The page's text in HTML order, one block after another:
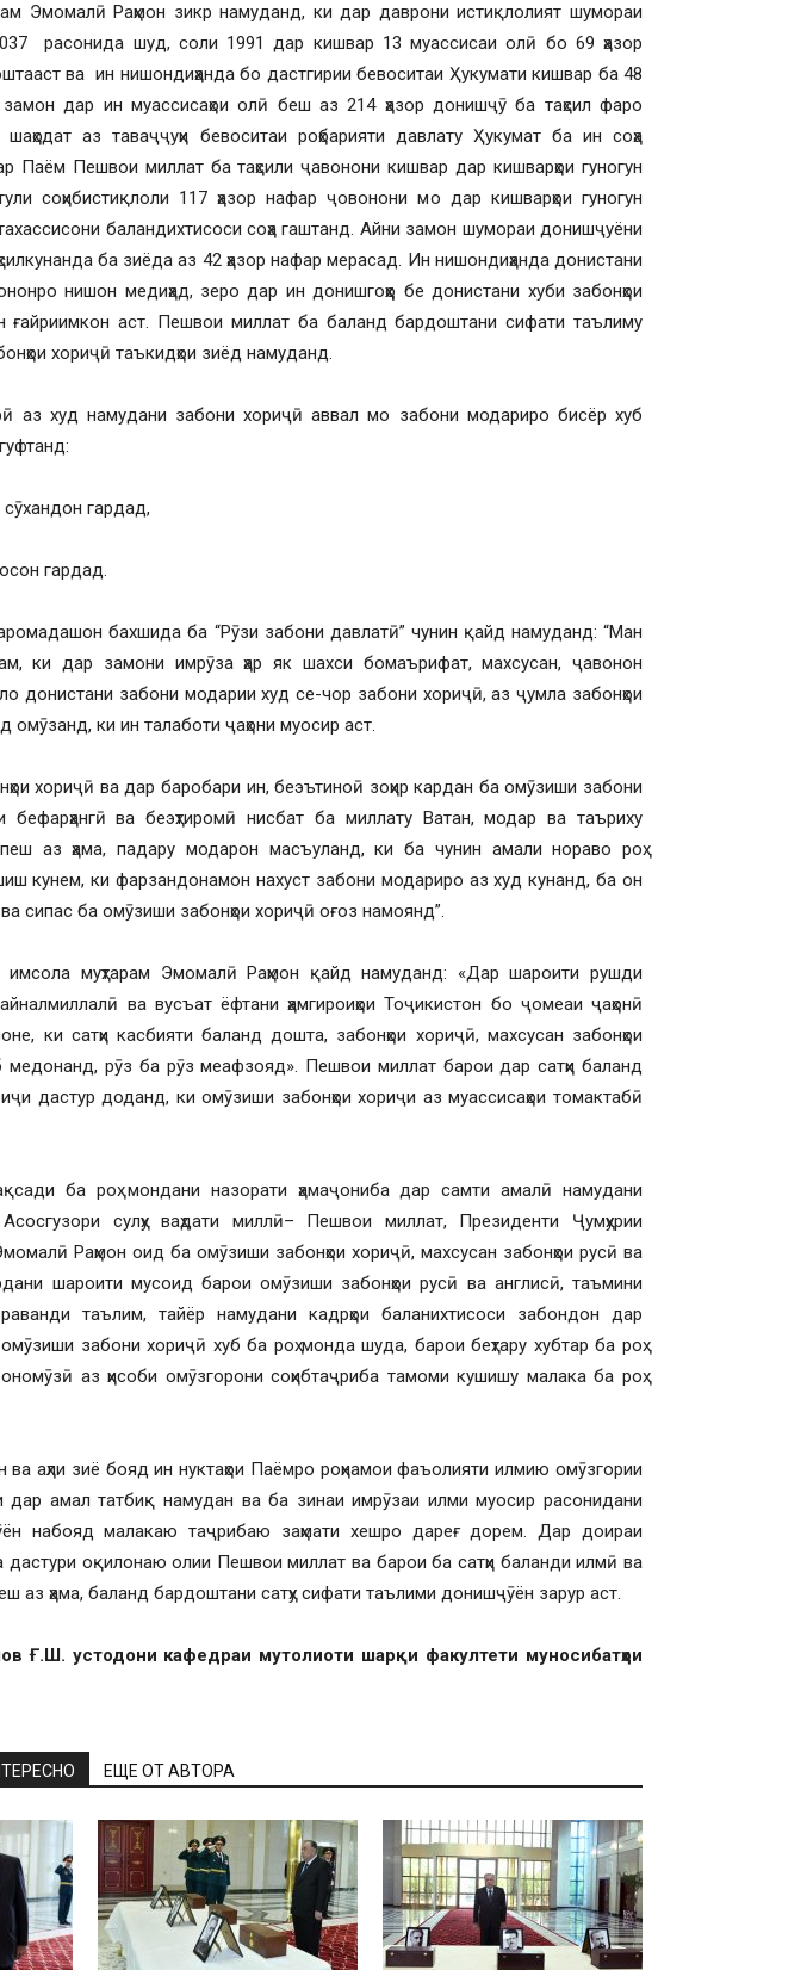
Эмомалӣ Раҳмон зикр намуданд, ки дар даврони истиқлолият шумораи
расонида шуд, соли 1991 дар кишвар 13 муассисаи олӣ бо 69 ҳазор
ва ин нишондиҳанда бо дастгирии бевоситаи Ҳукумати кишвар ба 48
дар ин муассисаҳои олӣ беш аз 214 ҳазор донишҷӯ ба таҳсил фаро
аз таваҷҷуҳи бевоситаи роҳбарияти давлату Ҳукумат ба ин соҳа
Паём Пешвои миллат ба таҳсили ҷавонони кишвар дар кишварҳои гуногун
соҳибистиқлоли 117 ҳазор нафар ҷовонони мо дар кишварҳои гуногун
баландихтисоси соҳа гаштанд. Айни замон шумораи донишҷуёни
ба зиёда аз 42 ҳазор нафар мерасад. Ин нишондиҳанда донистани
нишон медиҳад, зеро дар ин донишгоҳҳо бе донистани хуби забонҳои
ғайриимкон аст. Пешвои миллат ба баланд бардоштани сифати таълиму
хориҷӣ таъкидҳои зиёд намуданд.
аз худ намудани забони хориҷӣ аввал мо забони модариро бисёр хуб
гардад,
гардад.
бахшида ба “Рӯзи забони давлатӣ” чунин қайд намуданд: “Ман
ки дар замони имрӯза ҳар як шахси бомаърифат, махсусан, ҷавонон
донистани забони модарии худ се-чор забони хориҷӣ, аз ҷумла забонҳои
омӯзанд, ки ин талаботи ҷаҳони муосир аст.
хориҷӣ ва дар баробари ин, беэътиноӣ зоҳир кардан ба омӯзиши забони
ва беэҳтиромӣ нисбат ба миллату Ватан, модар ва таъриху
аз ҳама, падару модарон масъуланд, ки ба чунин амали нораво роҳ
кунем, ки фарзандонамон нахуст забони модариро аз худ кунанд, ба он
сипас ба омӯзиши забонҳои хориҷӣ оғоз намоянд”.
муҳтарам Эмомалӣ Раҳмон қайд намуданд: «Дар шароити рушди
ва вусъат ёфтани ҳамгироиҳои Тоҷикистон бо ҷомеаи ҷаҳонӣ
ки сатҳи касбияти баланд дошта, забонҳои хориҷӣ, махсусан забонҳои
медонанд, рӯз ба рӯз меафзояд». Пешвои миллат барои дар сатҳи баланд
дастур доданд, ки омӯзиши забонҳои хориҷи аз муассисаҳои томактабӣ
ба роҳ мондани назорати ҳамаҷониба дар самти амалӣ намудани
сулҳу ваҳдати миллӣ– Пешвои миллат, Президенти Ҷумҳурии
Раҳмон оид ба омӯзиши забонҳои хориҷӣ, махсусан забонҳои русӣ ва
шароити мусоид барои омӯзиши забонҳои русӣ ва англисӣ, таъмини
таълим, тайёр намудани кадрҳои баланихтисоси забондон дар
забони хориҷӣ хуб ба роҳ монда шуда, барои беҳтару хубтар ба роҳ
аз ҳисоби омӯзгорони соҳибтаҷриба тамоми кушишу малака ба роҳ
аҳли зиё бояд ин нуктаҳои Паёмро роҳнамои фаъолияти илмию омӯзгории
дар амал татбиқ намудан ва ба зинаи имрӯзаи илми муосир расонидани
набояд малакаю таҷрибаю заҳмати хешро дареғ дорем. Дар доираи
дастури оқилонаю олии Пешвои миллат ва барои ба сатҳи баланди илмӣ ва
аз ҳама, баланд бардоштани сатҳу сифати таълими донишҷӯён зарур аст.
Ғ.Ш. устодони кафедраи мутолиоти шарқи факултети муносибатҳои
ЕЩЕ ОТ АВТОРА